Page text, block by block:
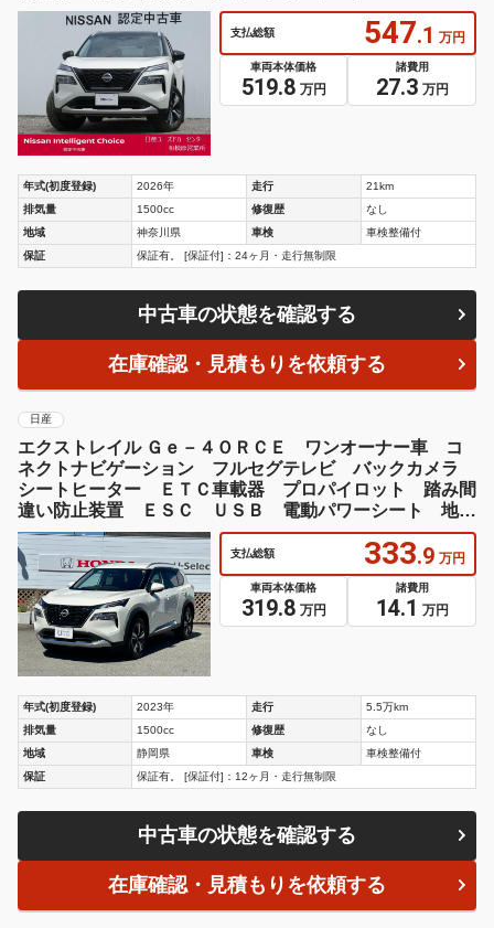
支払総額 547.1 万円
車両本体価格
519.8 万円
諸費用
27.3 万円
年式(初度登録) 2026年 走行
21km
排気量
1500cc 修復歴
なし
地域
神奈川県 車検
車検整備付
保証
保証有。 [保証付]：24ヶ月・走行無制限
中古車の状態を確認する
在庫確認・見積もりを依頼する
日産
エクストレイル Ｇｅ－４ＯＲＣＥ ワンオーナー車 コ
ネクトナビゲーション フルセグテレビ バックカメラ
シートヒーター ＥＴＣ車載器 プロパイロット 踏み間
違い防止装置 ＥＳＣ ＵＳＢ 電動パワーシート 地デ
ジＴＶ Ｂｌｕｅｔｏｏｔｈ
支払総額 333.9 万円
車両本体価格
319.8 万円
諸費用
14.1 万円
年式(初度登録) 2023年 走行
5.5万km
排気量
1500cc 修復歴
なし
地域
静岡県 車検
車検整備付
保証
保証有。 [保証付]：12ヶ月・走行無制限
中古車の状態を確認する
在庫確認・見積もりを依頼する